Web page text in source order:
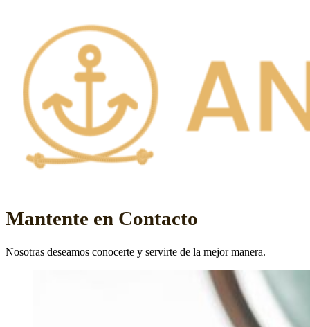
Mantente en Contacto
Nosotras deseamos conocerte y servirte de la mejor manera.